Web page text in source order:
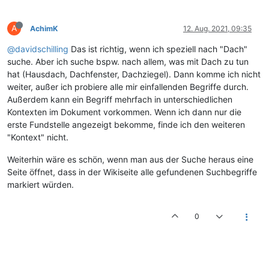
A AchimK 12. Aug. 2021, 09:35
@davidschilling Das ist richtig, wenn ich speziell nach "Dach"
suche. Aber ich suche bspw. nach allem, was mit Dach zu tun
hat (Hausdach, Dachfenster, Dachziegel). Dann komme ich nicht
weiter, außer ich probiere alle mir einfallenden Begriffe durch.
Außerdem kann ein Begriff mehrfach in unterschiedlichen
Kontexten im Dokument vorkommen. Wenn ich dann nur die
erste Fundstelle angezeigt bekomme, finde ich den weiteren
"Kontext" nicht.
Weiterhin wäre es schön, wenn man aus der Suche heraus eine
Seite öffnet, dass in der Wikiseite alle gefundenen Suchbegriffe
markiert würden.
0